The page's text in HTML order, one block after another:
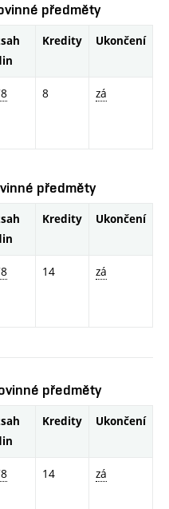
předměty
Kredity Ukončení
8 zá
předměty
Kredity Ukončení
14 zá
předměty
Kredity Ukončení
14 zá